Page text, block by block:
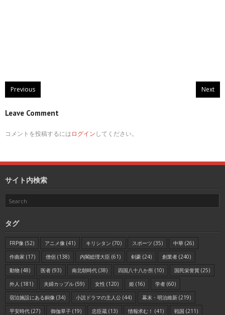
Previous Next
Leave Comment
コメントを投稿するにはログインしてください。
サイト内検索
タグ
FRP像 (52) アニメ像 (41) キリシタン (70) スポーツ (35) 中華 (26)
作曲家 (17) 僧侶 (138) 内閣総理大臣 (61) 剣豪 (24) 創業者 (240)
動物 (48) 医者 (93) 南北朝時代 (38) 四国八十八か所 (10) 国民栄誉賞 (25)
外人 (181) 夫婦カップル (59) 女性 (120) 姫 (16) 学者 (60)
宿泊施設にある銅像 (34) 小説ドラマの主人公 (44) 幕末・明治維新 (219)
平安時代 (27) 御伽草子 (19) 忠臣蔵 (13) 情報求む！ (41) 戦国 (211)